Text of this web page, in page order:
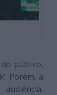
público,
Porém, a